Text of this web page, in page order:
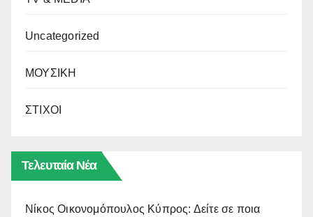
Uncategorized
ΜΟΥΣΙΚΗ
ΣΤΙΧΟΙ
Τελευταία Νέα
Νίκος Οικονομόπουλος Κύπρος: Δείτε σε ποια